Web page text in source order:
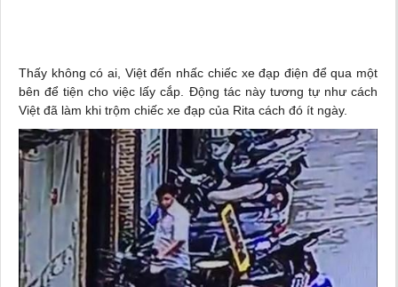
Thấy không có ai, Việt đến nhấc chiếc xe đạp điện để qua một
bên để tiện cho việc lấy cắp. Động tác này tương tự như cách
Việt đã làm khi trộm chiếc xe đạp của Rita cách đó ít ngày.